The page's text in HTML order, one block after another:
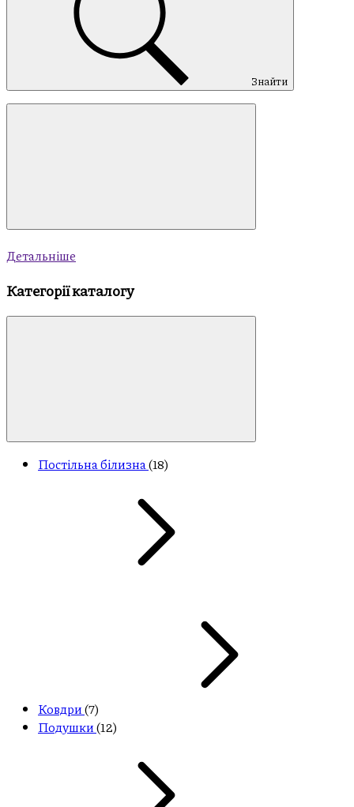
Знайти
Детальніше
Категорії каталогу
Постільна білизна (18)
Ковдри(7)
Подушки(12)